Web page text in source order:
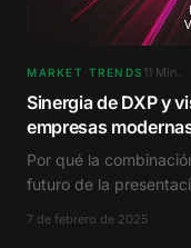
MARKET TRENDS 11 Min.
Sinergia de DXP y
empresas
Por qué la
futuro de la
7 de febrero de 2025